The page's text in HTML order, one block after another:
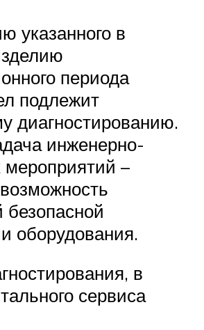
указанного в
периода
подлежит
диагностированию.
инженерно-
мероприятий –
оборудования.
в
сервиса